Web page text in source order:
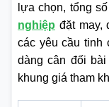
lựa chọn, tổng
nghiệp đặt may,
các yêu cầu tinh
dàng cân đối
khung giá tham